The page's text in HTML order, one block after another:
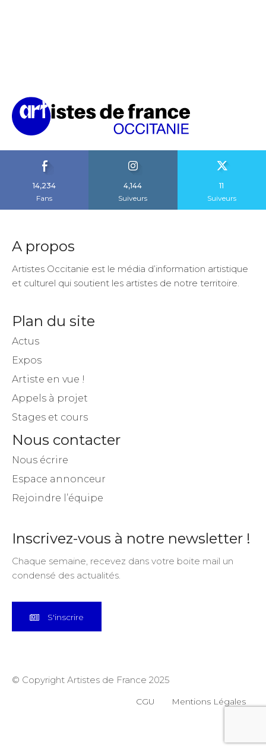
14,234
Fans
4,144
Suiveurs
11
Suiveurs
A propos
Artistes Occitanie est le média d’information artistique
et culturel qui soutient les artistes de notre territoire.
Plan du site
Actus
Expos
Artiste en vue !
Appels à projet
Stages et cours
Nous contacter
Nous écrire
Espace annonceur
Rejoindre l’équipe
Inscrivez-vous à notre newsletter !
Chaque semaine, recevez dans votre boite mail un
condensé des actualités.
S'inscrire
© Copyright Artistes de France 2025
CGU Mentions Légales